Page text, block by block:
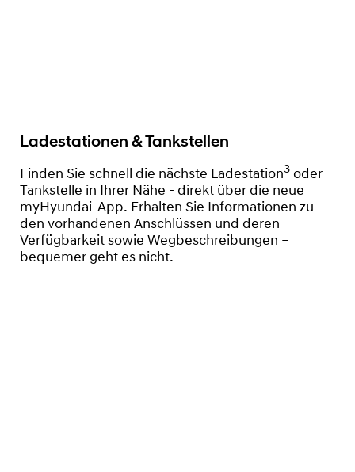
Ladestationen & Tankstellen
Finden Sie schnell die nächste Ladestation3 oder
Tankstelle in Ihrer Nähe - direkt über die neue
myHyundai-App. Erhalten Sie Informationen zu
den vorhandenen Anschlüssen und deren
Verfügbarkeit sowie Wegbeschreibungen –
bequemer geht es nicht.